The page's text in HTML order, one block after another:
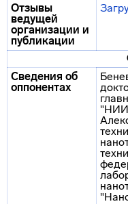
Отзывы
ведущей
организации и
публикации
Сведения об
оппонентах